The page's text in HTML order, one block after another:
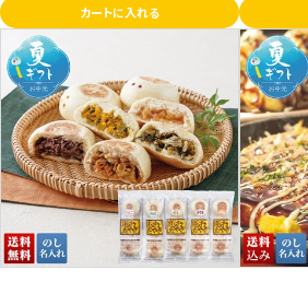
カートに入れる